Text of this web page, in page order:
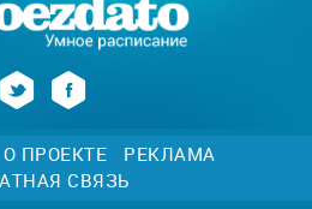
О ПРОЕКТЕ
РЕКЛАМА
СВЯЗЬ